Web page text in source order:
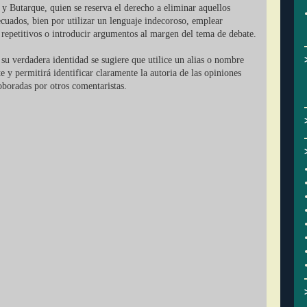
Butarque, quien se reserva el derecho a eliminar aquellos
bien por utilizar un lenguaje indecoroso, emplear
o introducir argumentos al margen del tema de debate.
verdadera identidad se sugiere que utilice un alias o nombre
y permitirá identificar claramente la autoria de las opiniones
por otros comentaristas.